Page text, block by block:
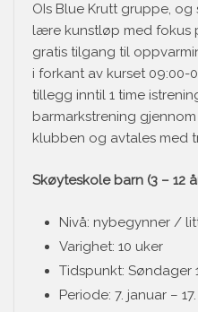
OIs Blue Krutt gruppe,
lære kunstløp med fokus
gratis tilgang til
i forkant av kurset 09:00-
tillegg inntil 1 time
barmarkstrening
klubben og avtales med
Skøyteskole barn (3 – 12
Nivå: nybegynner /
Varighet: 10 uker
Tidspunkt: Søndager
Periode: 7. januar –